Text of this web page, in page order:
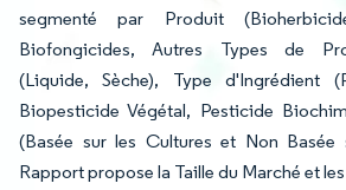
segmenté par Produit
Biofongicides, Autres Types de
(Liquide, Sèche), Type d'Ingrédient
Biopesticide Végétal, Pesticide
(Basée sur les Cultures et Non Basée
Rapport propose la Taille du Marché et